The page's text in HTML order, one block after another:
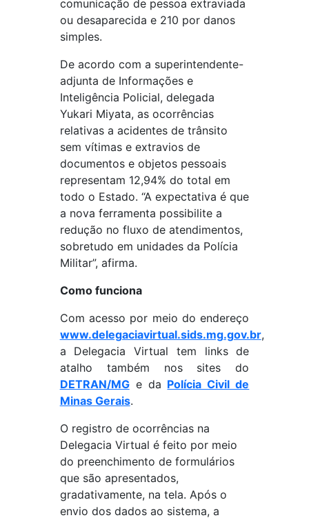
comunicação de pessoa extraviada
ou desaparecida e 210 por danos
simples.
De acordo com a superintendente-
adjunta de Informações e
Inteligência Policial, delegada
Yukari Miyata, as ocorrências
relativas a acidentes de trânsito
sem vítimas e extravios de
documentos e objetos pessoais
representam 12,94% do total em
todo o Estado. “A expectativa é que
a nova ferramenta possibilite a
redução no fluxo de atendimentos,
sobretudo em unidades da Polícia
Militar”, afirma.
Como funciona
Com acesso por meio do endereço
www.delegaciavirtual.sids.mg.gov.br,
a Delegacia Virtual tem links de
atalho também nos sites do
DETRAN/MGe da Polícia Civil de
Minas Gerais.
O registro de ocorrências na
Delegacia Virtual é feito por meio
do preenchimento de formulários
que são apresentados,
gradativamente, na tela. Após o
envio dos dados ao sistema, a